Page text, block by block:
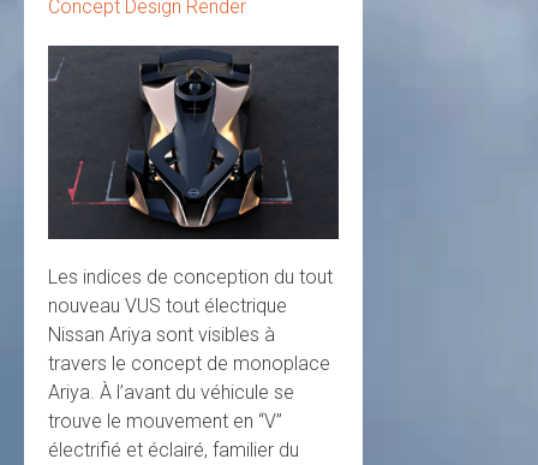
Les indices de conception du tout
nouveau VUS tout électrique
Nissan Ariya sont visibles à
travers le concept de monoplace
Ariya. À l’avant du véhicule se
trouve le mouvement en “V”
électrifié et éclairé, familier du